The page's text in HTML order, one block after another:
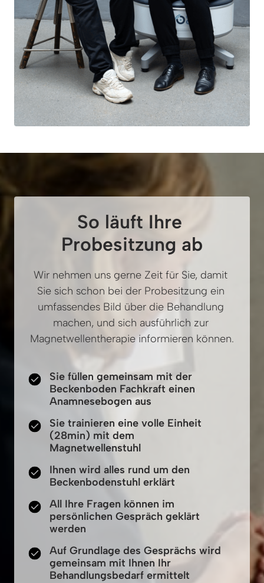
So läuft Ihre
Probesitzung ab
Wir nehmen uns gerne Zeit für Sie, damit
Sie sich schon bei der Probesitzung ein
umfassendes Bild über die Behandlung
machen, und sich ausführlich zur
Magnetwellentherapie informieren können.
Sie füllen gemeinsam mit der
Beckenboden Fachkraft einen
Anamnesebogen aus
Sie trainieren eine volle Einheit
(28min) mit dem
Magnetwellenstuhl
Ihnen wird alles rund um den
Beckenbodenstuhl erklärt
All Ihre Fragen können im
persönlichen Gespräch geklärt
werden
Auf Grundlage des Gesprächs wird
gemeinsam mit Ihnen Ihr
Behandlungsbedarf ermittelt